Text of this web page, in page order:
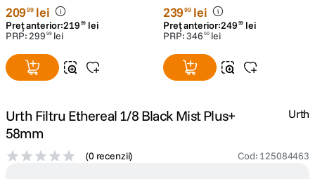
20999 lei
Preț anterior:219 99 lei
PRP:299 99 lei
23999 lei
Preț anterior:249 99 lei
PRP:346 00 lei
Urth Filtru Ethereal 1/8 Black Mist Plus+
58mm
(0 recenzii) Cod: 125084463
Urth